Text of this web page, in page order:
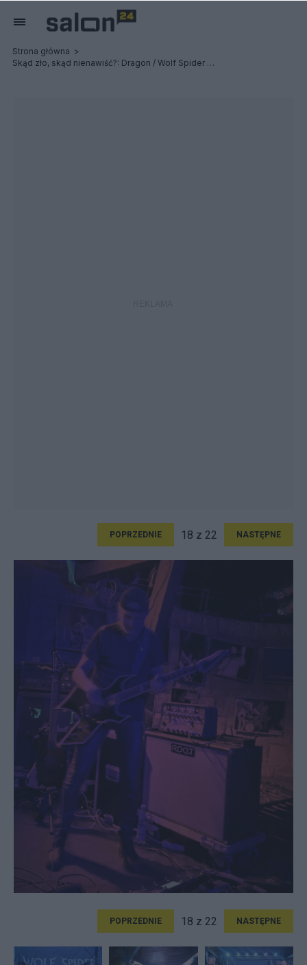
Strona główna
Skąd zło, skąd nienawiść?: Dragon / Wolf Spider - Relacja
POPRZEDNIE 18 z 22 NASTĘPNE
POPRZEDNIE 18 z 22 NASTĘPNE